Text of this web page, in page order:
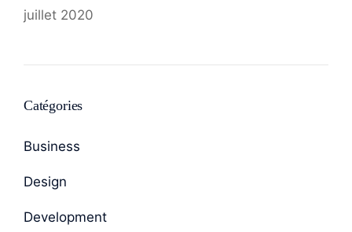
juillet 2020
Catégories
Business
Design
Development